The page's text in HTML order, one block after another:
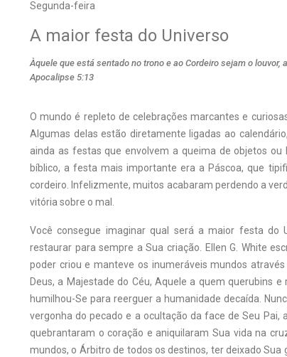
Segunda-feira
A maior festa do Universo
Àquele que está sentado no trono e ao Cordeiro sejam o louvor,
Apocalipse 5:13
Omundo é repleto de celebrações marcantes e
Algumas delas estão diretamente ligadas ao
ainda as festas que envolvem a queima de objetos ou
bíblico, a festa mais importante era a Páscoa, que
cordeiro. Infelizmente, muitos acabaram perdendo a
vitória sobre o mal.
Você consegue imaginar qual será a maior festa do
restaurar para sempre a Sua criação. Ellen G. White
poder criou e manteve os inumeráveis mundos
Deus, a Majestade do Céu, Aquele a quem querubins
humilhou-Se para reerguer a humanidade decaída.
vergonha do pecado e a ocultação da face de Seu
quebrantaram o coração e aniquilaram Sua vida na
mundos, o Árbitro de todos os destinos, ter deixado